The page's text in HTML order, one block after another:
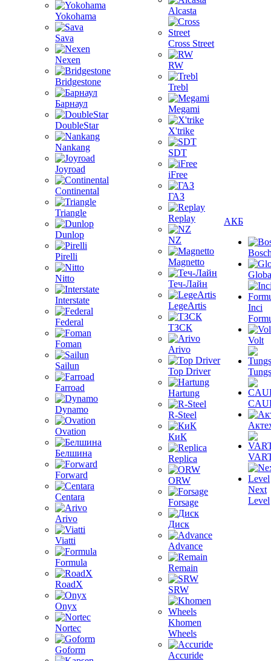
Yokohama
Sava
Nexen
Bridgestone
Барнаул
DoubleStar
Nankang
Joyroad
Continental
Triangle
Dunlop
Pirelli
Nitto
Interstate
Federal
Foman
Sailun
Farroad
Dynamo
Ovation
Белшина
Forward
Centara
Arivo
Viatti
Formula
RoadX
Onyx
Nortec
Goform
Alcasta
Cross Street
RW
Trebl
Megami
X'trike
SDT
iFree
ГАЗ
Replay
NZ
Magnetto
Теч-Лайн
LegeArtis
ТЗСК
Arivo
Top Driver
Hartung
R-Steel
КиК
Replica
ORW
Forsage
Диск
Advance
Remain
SRW
Khomen
Wheels
Accuride
АКБ
Inci
Volt
Next
Level